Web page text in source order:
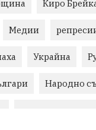
Киро
Медии
Украйна
Народно